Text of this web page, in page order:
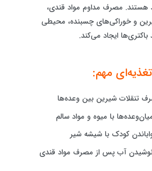
هستند. مصرف مداوم مواد قندی،
و خوراکی‌های چسبنده، محیطی
ایجاد می‌کند.
مهم:
تنقلات شیرین بین وعده‌ها
با میوه و مواد سالم
کودک با شیشه شیر
آب پس از مصرف مواد قندی